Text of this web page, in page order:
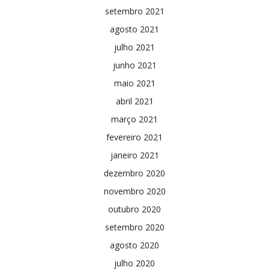
setembro 2021
agosto 2021
julho 2021
junho 2021
maio 2021
abril 2021
março 2021
fevereiro 2021
janeiro 2021
dezembro 2020
novembro 2020
outubro 2020
setembro 2020
agosto 2020
julho 2020